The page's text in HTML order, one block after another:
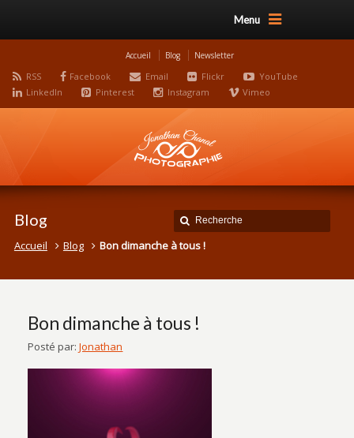
Menu
Accueil Blog Newsletter
RSS Facebook Email Flickr
YouTube
LinkedIn
Pinterest Instagram Vimeo
Blog
Accueil Blog Bon dimanche à tous !
Bon dimanche à tous !
Posté par: Jonathan